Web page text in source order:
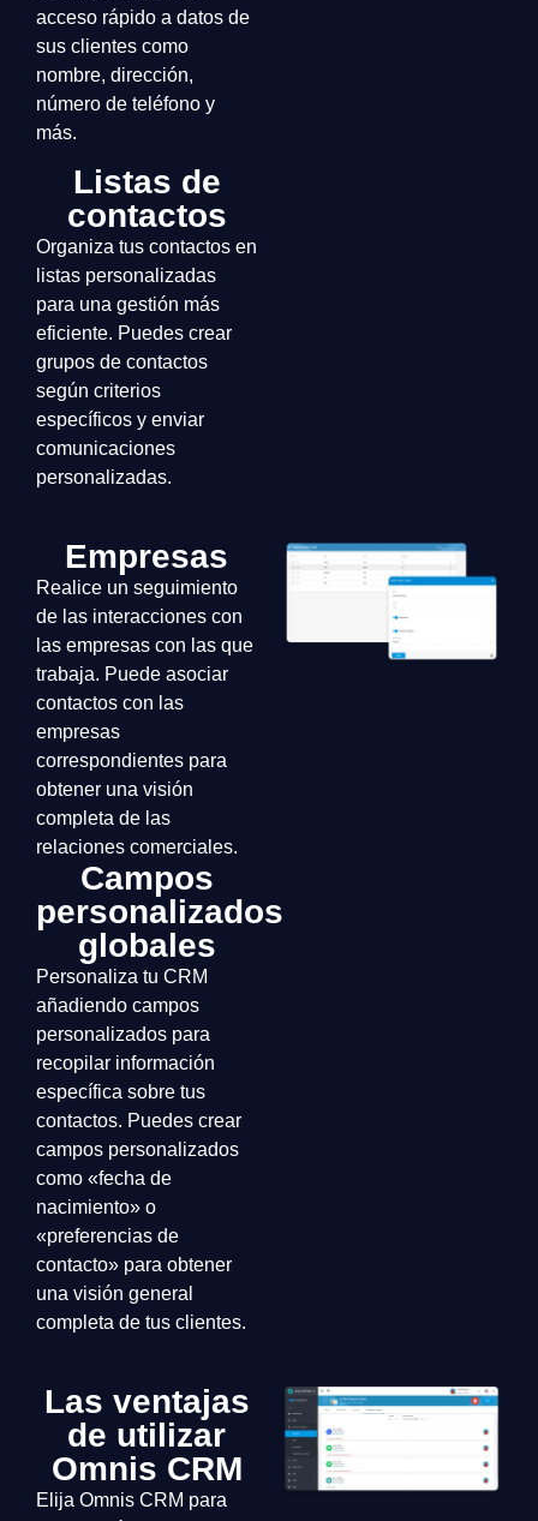
acceso rápido a datos de
sus clientes como
nombre, dirección,
número de teléfono y
más.
Listas de
contactos
Organiza tus contactos en
listas personalizadas
para una gestión más
eficiente. Puedes crear
grupos de contactos
según criterios
específicos y enviar
comunicaciones
personalizadas.
Empresas
Realice un seguimiento
de las interacciones con
las empresas con las que
trabaja. Puede asociar
contactos con las
empresas
correspondientes para
obtener una visión
completa de las
relaciones comerciales.
Campos
personalizados
globales
Personaliza tu CRM
añadiendo campos
personalizados para
recopilar información
específica sobre tus
contactos. Puedes crear
campos personalizados
como «fecha de
nacimiento» o
«preferencias de
contacto» para obtener
una visión general
completa de tus clientes.
Las ventajas
de utilizar
Omnis CRM
Elija Omnis CRM para